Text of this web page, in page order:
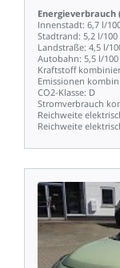
Energieverbrauch
Innenstadt: 6,7 l/
Stadtrand: 5,2 l/100
Landstraße: 4,5 l/
Autobahn: 5,5 l/100
Kraftstoff
Emissionen
CO2-Klasse: D
Stromverbrauch
Reichweite
Reichweite